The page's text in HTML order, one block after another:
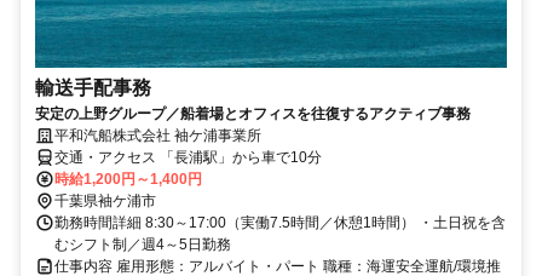
輸送手配事務
安定の上野グループ／船着場とオフィスを往復するアクティブ事務
平和汽船株式会社 袖ケ浦事業所
交通・アクセス 「長浦駅」から車で10分
時給1,200円～1,400円
千葉県袖ケ浦市
勤務時間詳細 8:30～17:00（実働7.5時間／休憩1時間） ・土日祝を含
むシフト制／週4～5日勤務
仕事内容 雇用形態：アルバイト・パート 職種：海運安全運航/環境推